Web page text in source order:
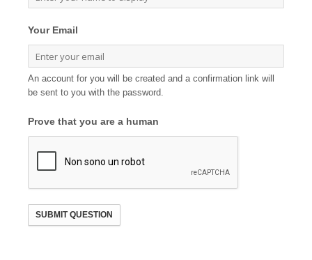
Your Email
An account for you will be created and a confirmation link will
be sent to you with the password.
Prove that you are a human
SUBMIT QUESTION